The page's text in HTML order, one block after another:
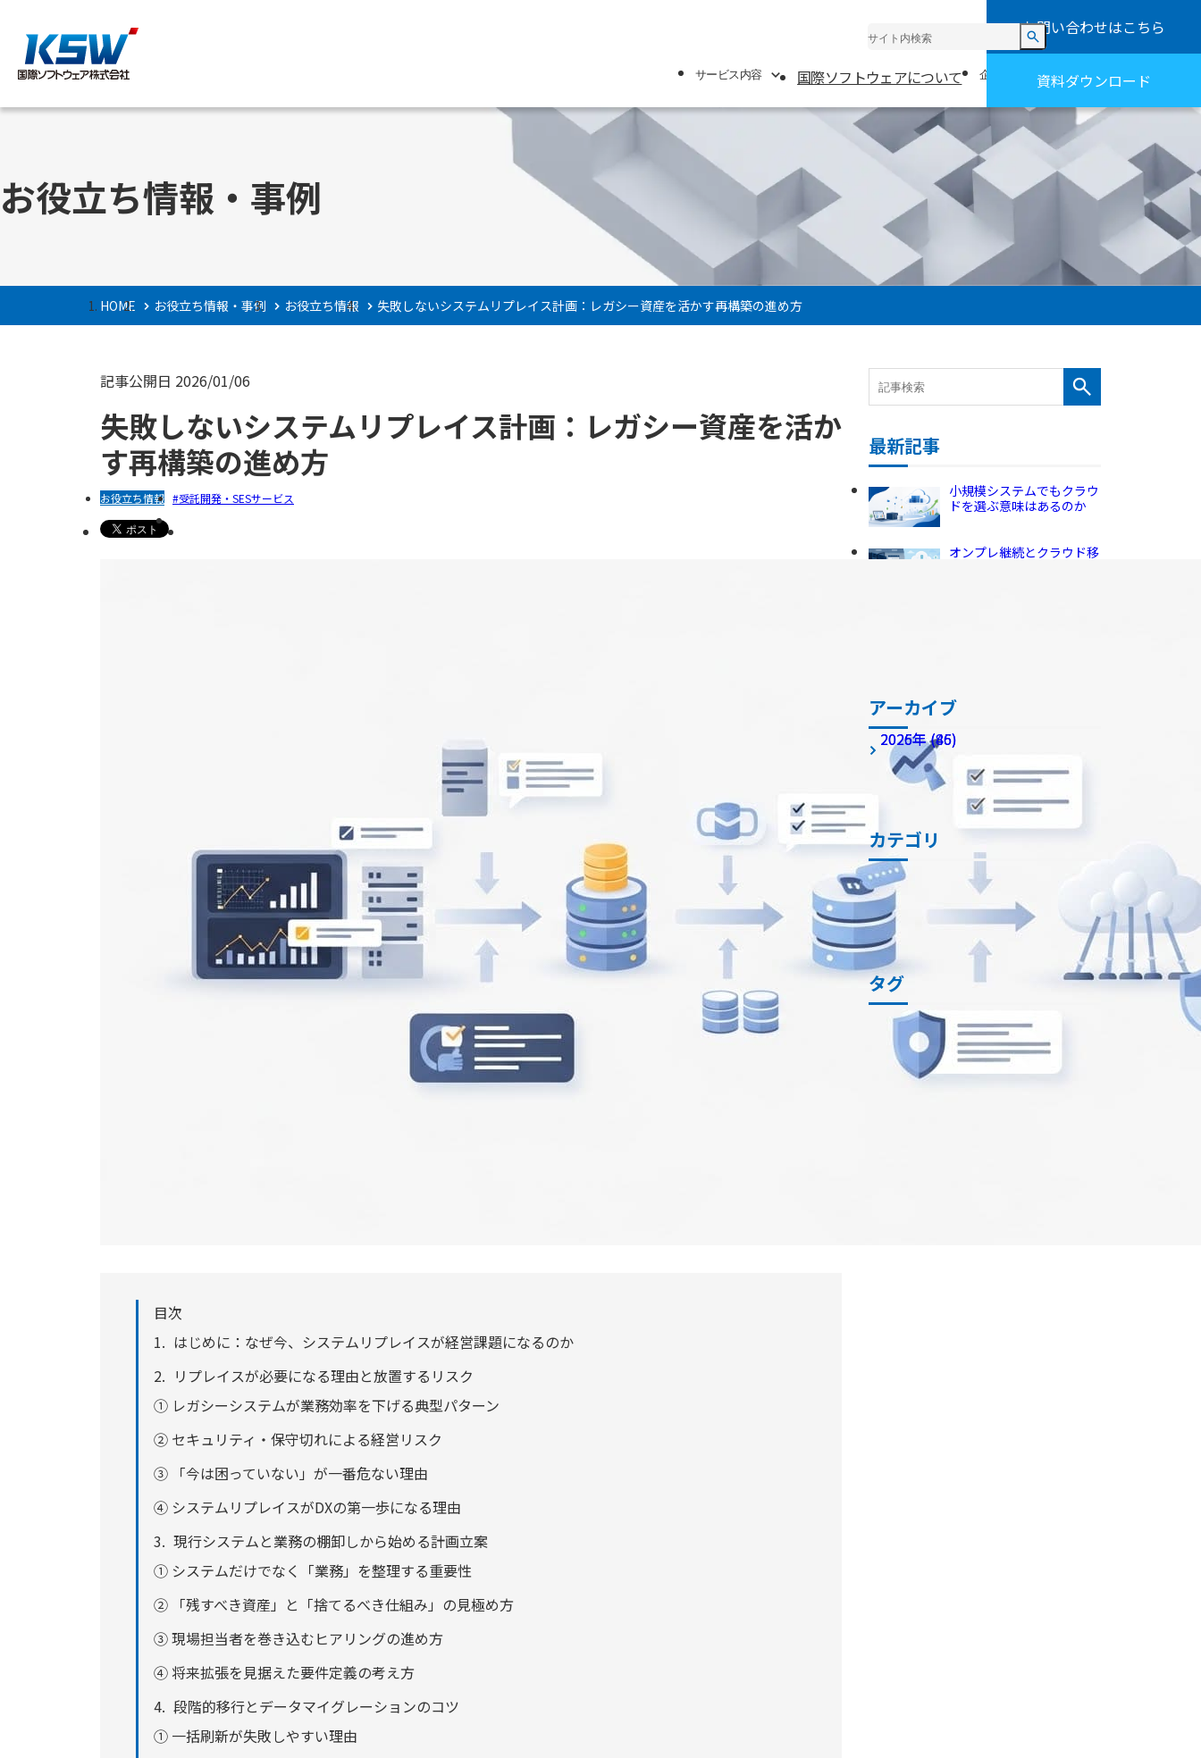
お知らせ 採用情報
サービス内容
受託開発・SES
国際ソフトウェアについて 企業情報
ご挨拶・理念と指針
健康経営の取り組み
お役立ち情報・事例
お問い合わせはこちら
資料ダウンロード
お役立ち情報・事例
HOME お役立ち情報・事例 お役立ち情報 失敗しないシステムリプレイス計画：レガシー資産を活かす再構築の進め方
記事公開日 2026/01/06
失敗しないシステムリプレイス計画：レガシー資産を活か
す再構築の進め方
お役立ち情報 受託開発・SESサービス
目次
はじめに：なぜ今、システムリプレイスが経営課題になるのか
リプレイスが必要になる理由と放置するリスク
① レガシーシステムが業務効率を下げる典型パターン
② セキュリティ・保守切れによる経営リスク
③ 「今は困っていない」が一番危ない理由
④ システムリプレイスがDXの第一歩になる理由
現行システムと業務の棚卸しから始める計画立案
① システムだけでなく「業務」を整理する重要性
② 「残すべき資産」と「捨てるべき仕組み」の見極め方
③ 現場担当者を巻き込むヒアリングの進め方
④ 将来拡張を見据えた要件定義の考え方
段階的移行とデータマイグレーションのコツ
① 一括刷新が失敗しやすい理由
最新記事
小規模システムでもクラウ
ドを選ぶ意味はあるのか
オンプレ継続とクラウド移
アーカイブ
2026年 (45)
2025年 (86)
アーカイブ全てを表示
カテゴリ
お役立ち情報
カテゴリ全てを表示
タグ
DX支援サービス
クラウドサービス Mattermost
Pleasanter
受託開発・SESサービス
生産性向上